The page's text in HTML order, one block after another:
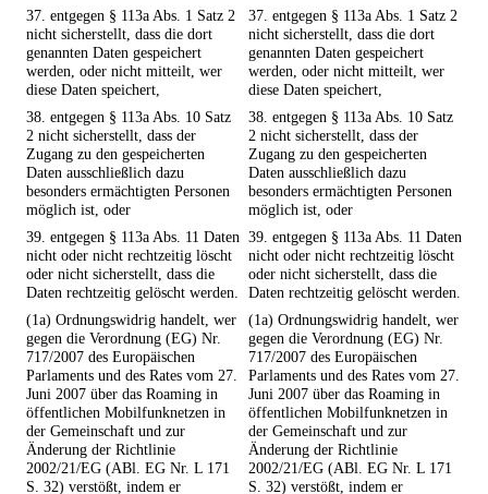
37. entgegen § 113a Abs. 1 Satz 2
nicht sicherstellt, dass die dort
genannten Daten gespeichert
werden, oder nicht mitteilt, wer
diese Daten speichert,
37. entgegen § 113a Abs. 1 Satz 2
nicht sicherstellt, dass die dort
genannten Daten gespeichert
werden, oder nicht mitteilt, wer
diese Daten speichert,
38. entgegen § 113a Abs. 10 Satz
2 nicht sicherstellt, dass der
Zugang zu den gespeicherten
Daten ausschließlich dazu
besonders ermächtigten Personen
möglich ist, oder
38. entgegen § 113a Abs. 10 Satz
2 nicht sicherstellt, dass der
Zugang zu den gespeicherten
Daten ausschließlich dazu
besonders ermächtigten Personen
möglich ist, oder
39. entgegen § 113a Abs. 11 Daten
nicht oder nicht rechtzeitig löscht
oder nicht sicherstellt, dass die
Daten rechtzeitig gelöscht werden.
39. entgegen § 113a Abs. 11 Daten
nicht oder nicht rechtzeitig löscht
oder nicht sicherstellt, dass die
Daten rechtzeitig gelöscht werden.
(1a) Ordnungswidrig handelt, wer
gegen die Verordnung (EG) Nr.
717/2007 des Europäischen
Parlaments und des Rates vom 27.
Juni 2007 über das Roaming in
öffentlichen Mobilfunknetzen in
der Gemeinschaft und zur
Änderung der Richtlinie
2002/21/EG (ABl. EG Nr. L 171
S. 32) verstößt, indem er
(1a) Ordnungswidrig handelt, wer
gegen die Verordnung (EG) Nr.
717/2007 des Europäischen
Parlaments und des Rates vom 27.
Juni 2007 über das Roaming in
öffentlichen Mobilfunknetzen in
der Gemeinschaft und zur
Änderung der Richtlinie
2002/21/EG (ABl. EG Nr. L 171
S. 32) verstößt, indem er